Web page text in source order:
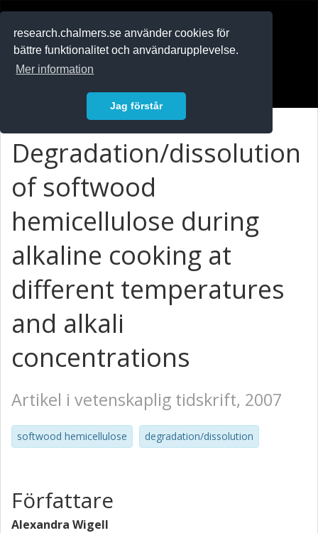
research.chalmers.se använder cookies för
bättre funktionalitet och användarupplevelse.
Mer information
Jag förstår
Degradation/dissolution
of softwood
hemicellulose during
alkaline cooking at
different temperatures
and alkali
concentrations
Artikel i vetenskaplig tidskrift, 2007
softwood hemicellulose degradation/dissolution
Författare
Alexandra Wigell